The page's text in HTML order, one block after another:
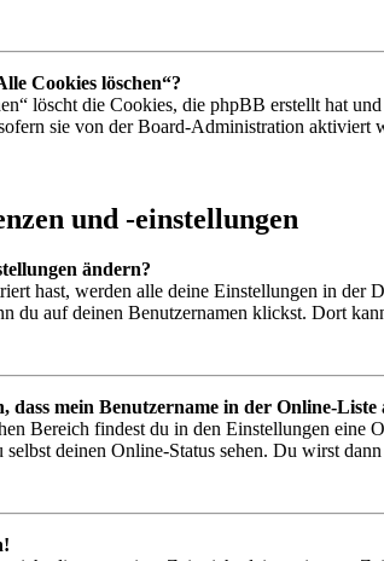
Cookies löschen“?
löscht die Cookies, die phpBB erstellt hat
sie von der Board-Administration
und -einstellungen
ändern?
hast, werden alle deine Einstellungen in der
du auf deinen Benutzernamen klickst. Dort
dass mein Benutzername in der Online-Liste
Bereich findest du in den Einstellungen eine
deinen Online-Status sehen. Du wirst